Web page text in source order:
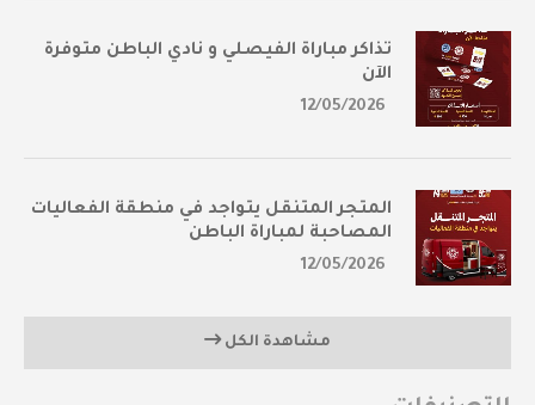
تذاكر مباراة الفيصلي و نادي الباطن متوفرة
الآن
12/05/2026
المتجر المتنقل يتواجد في منطقة الفعاليات
المصاحبة لمباراة الباطن
12/05/2026
مشاهدة الكل